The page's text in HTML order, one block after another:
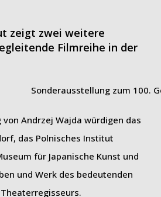
zeigt zwei weitere
Filmreihe in der
Andrzej Wajda würdigen das
das Polnisches Institut
für Japanische Kunst und
und Werk des bedeutenden